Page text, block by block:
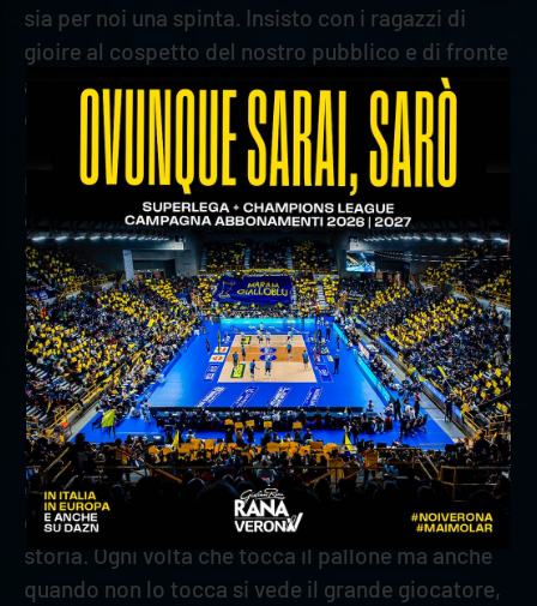
sia per noi una spinta. Insisto con i ragazzi di
gioire al cospetto del nostro pubblico e di fronte
a grandi avversari e il risultato credo sia
conseguente a questo”.
Infine, ha dichiarato: “Ho a disposizione una rosa
con diverse alternative, abbiamo la possibilità di
variare l’assetto e non l’ho mai fatto così tanto
come in queste prime gare. È una cosa
abbastanza rara per un team che ambisce di
stare nelle prime posizioni. Non dimentichiamoci
di Planisnic, Glatz, Bonisoli, Gironi, possiamo
fare affidamento su tutti. Sani è un ragazzo di
talento e sta crescendo, merita occasioni per
come si sta allenando, se c’è necessità lui può
dare grande mano. Micah? Lo descrive la sua
storia. Ogni volta che tocca il pallone ma anche
quando non lo tocca si vede il grande giocatore,